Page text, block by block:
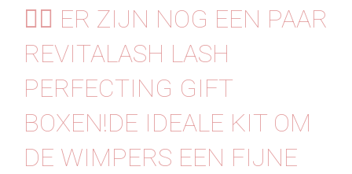
Tarieven 2026
Blog
Webshop
🏋️‍♀️ ER ZIJN NOG EEN PAAR
REVITALASH LASH
PERFECTING GIFT
BOXEN!DE IDEALE KIT OM
DE WIMPERS EEN FIJNE